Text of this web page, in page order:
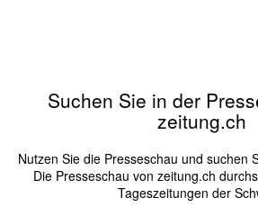
Suchen Sie in der
zeitung.ch
Nutzen Sie die Presseschau und suchen
Die Presseschau von zeitung.ch
Tageszeitungen der